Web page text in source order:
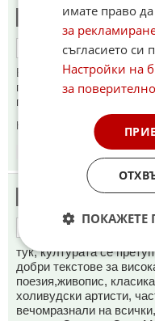
нашия
ОТГОВОР
Българският филмов
потвърждават, че Бойка
пред камерата за
Коментиран от #6
Валери
тук, културата се
добри текстове за
поезия,живопис,
холивудски артисти,
вечомразнали на
имате право
за
съгласието си
Настройки на
за
ПОКАЖЕТЕ